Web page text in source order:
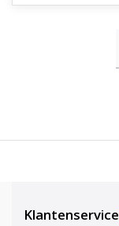
Klantenservice